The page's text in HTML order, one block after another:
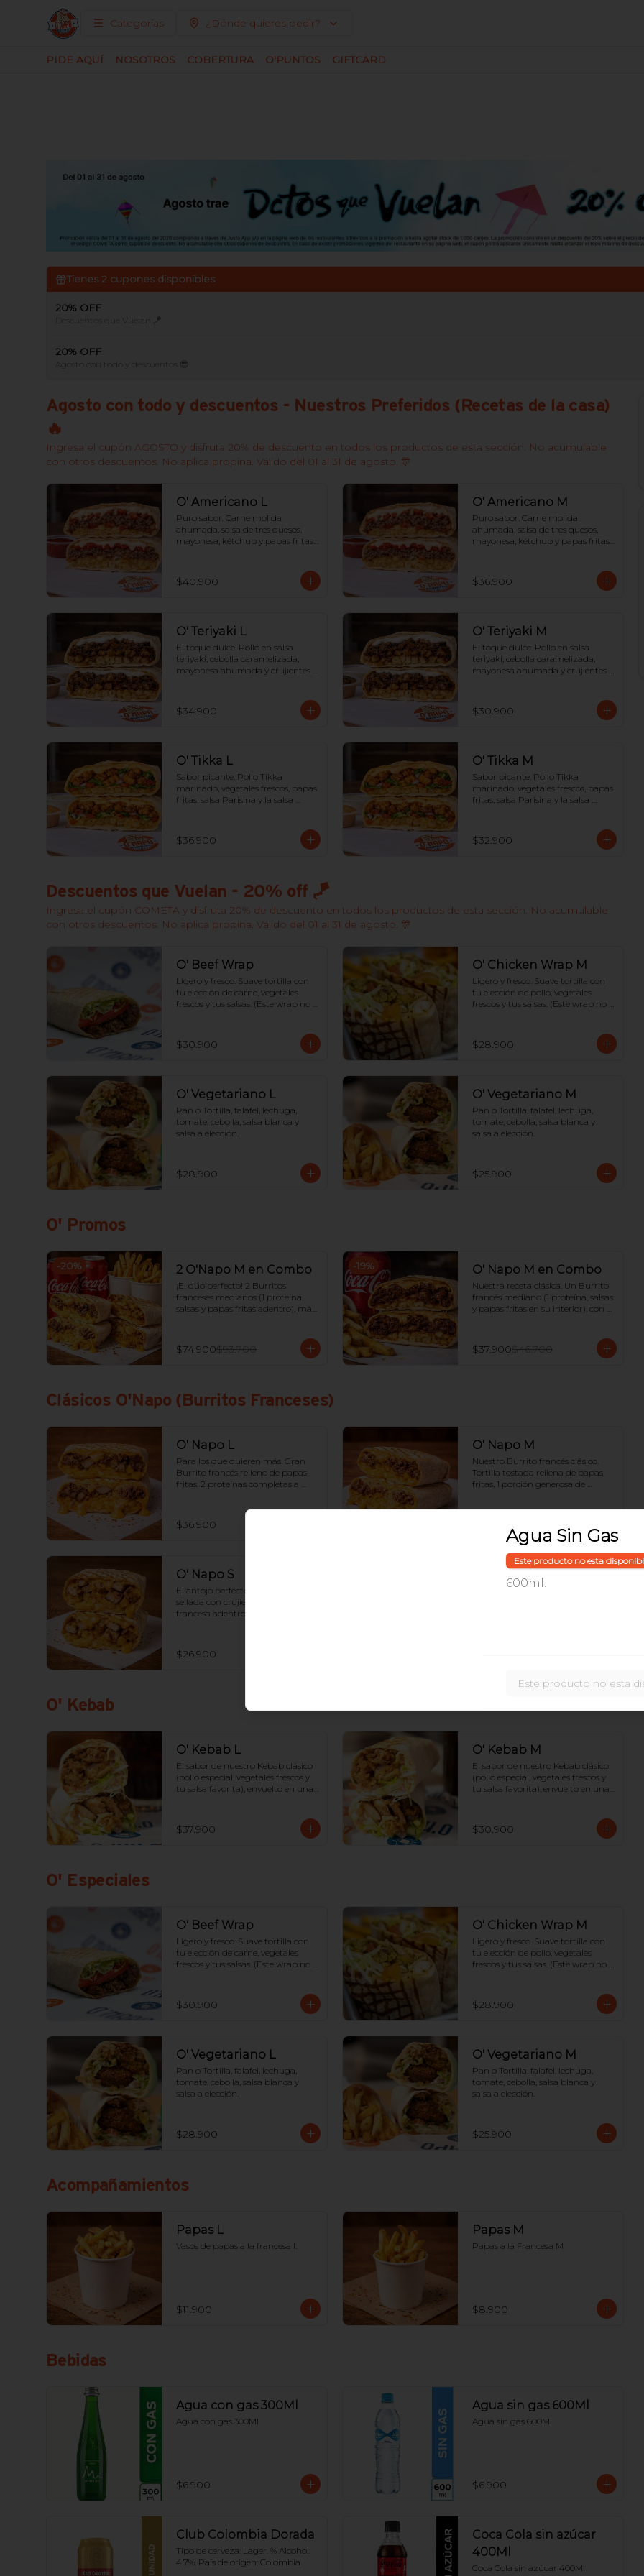
Categorías ¿Dónde quieres pedir?
PIDE AQUÍ NOSOTROS COBERTURA O'PUNTOS GIFTCARD
Tienes 2 cupones disponibles
20% OFF
Descuentos que Vuelan 🪁
20% OFF
Agosto con todo y descuentos 😎
Agosto con todo y descuentos - Nuestros Preferidos (Recetas de la casa)
🔥
Ingresa el cupón AGOSTO y disfruta 20% de descuento en todos los productos de esta sección. No acumulable
con otros descuentos. No aplica propina. Válido del 01 al 31 de agosto. 🎊
O' Americano L
Puro sabor. Carne molida
ahumada, salsa de tres quesos,
mayonesa, kétchup y papas fritas,
$40.900
O' Americano M
Puro sabor. Carne molida
ahumada, salsa de tres quesos,
mayonesa, kétchup y papas fritas,
$36.900
O' Teriyaki L
El toque dulce. Pollo en salsa
teriyaki, cebolla caramelizada,
mayonesa ahumada y crujientes
$34.900
O' Teriyaki M
El toque dulce. Pollo en salsa
teriyaki, cebolla caramelizada,
mayonesa ahumada y crujientes
$30.900
O' Tikka L
Sabor picante. Pollo Tikka
marinado, vegetales frescos, papas
fritas, salsa Parisina y la salsa
$36.900
O' Tikka M
Sabor picante. Pollo Tikka
marinado, vegetales frescos, papas
fritas, salsa Parisina y la salsa
$32.900
Descuentos que Vuelan - 20% off 🪁
Ingresa el cupón COMETA y disfruta 20% de descuento en todos los productos de esta sección. No acumulable
con otros descuentos. No aplica propina. Válido del 01 al 31 de agosto. 🎊
O' Beef Wrap
Ligero y fresco. Suave tortilla con
tu elección de carne, vegetales
frescos y tus salsas. (Este wrap no
$30.900
O' Chicken Wrap M
Ligero y fresco. Suave tortilla con
tu elección de pollo, vegetales
frescos y tus salsas. (Este wrap no
$28.900
O' Vegetariano L
Pan o Tortilla, falafel, lechuga,
tomate, cebolla, salsa blanca y
salsa a elección.
$28.900
O' Vegetariano M
Pan o Tortilla, falafel, lechuga,
tomate, cebolla, salsa blanca y
salsa a elección.
$25.900
O' Promos
-20% 2 O'Napo M en Combo
¡El dúo perfecto! 2 Burritos
franceses medianos (1 proteína,
salsas y papas fritas adentro), más
$74.900$93.700
-19% O' Napo M en Combo
Nuestra receta clásica. Un Burrito
francés mediano (1 proteína, salsas
y papas fritas en su interior), con
$37.900$46.700
Clásicos O'Napo (Burritos Franceses)
O' Napo L
Para los que quieren más. Gran
Burrito francés relleno de papas
fritas, 2 proteínas completas a
$36.900
O' Napo M
Nuestro Burrito francés clásico.
Tortilla tostada rellena de papas
fritas, 1 porción generosa de
O' Napo S
El antojo perfecto. Suave tortilla
sellada con crujientes papas a la
francesa adentro, 1 proteína a
$26.900
El rey del menú. Un Burrito
O' Kebab
O' Kebab L
El sabor de nuestro Kebab clásico
(pollo especial, vegetales frescos y
tu salsa favorita), envuelto en una
$37.900
O' Kebab M
El sabor de nuestro Kebab clásico
(pollo especial, vegetales frescos y
tu salsa favorita), envuelto en una
$30.900
O' Especiales
O' Beef Wrap
Ligero y fresco. Suave tortilla con
tu elección de carne, vegetales
frescos y tus salsas. (Este wrap no
$30.900
O' Chicken Wrap M
Ligero y fresco. Suave tortilla con
tu elección de pollo, vegetales
frescos y tus salsas. (Este wrap no
$28.900
O' Vegetariano L
Pan o Tortilla, falafel, lechuga,
tomate, cebolla, salsa blanca y
salsa a elección.
$28.900
O' Vegetariano M
Pan o Tortilla, falafel, lechuga,
tomate, cebolla, salsa blanca y
salsa a elección.
$25.900
Acompañamientos
Papas L
Vasos de papas a la francesa l.
$11.900
Papas M
Papas a la Francesa M
$8.900
Bebidas
Agua con gas 300Ml
Agua con gas 300Ml
$6.900
Agua sin gas 600Ml
Agua sin gas 600Ml
$6.900
Club Colombia Dorada
Tipo de cerveza: Lager. % Alcohol:
4.7%. País de origen: Colombia
Coca Cola sin azúcar
400Ml
Coca Cola sin azúcar 400Ml
Agua Sin Gas
Este producto no esta
600ml.
Este producto no esta